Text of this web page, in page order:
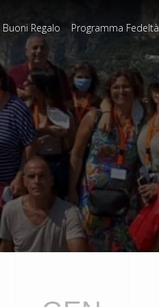
Buoni Regalo Programma Fedeltà